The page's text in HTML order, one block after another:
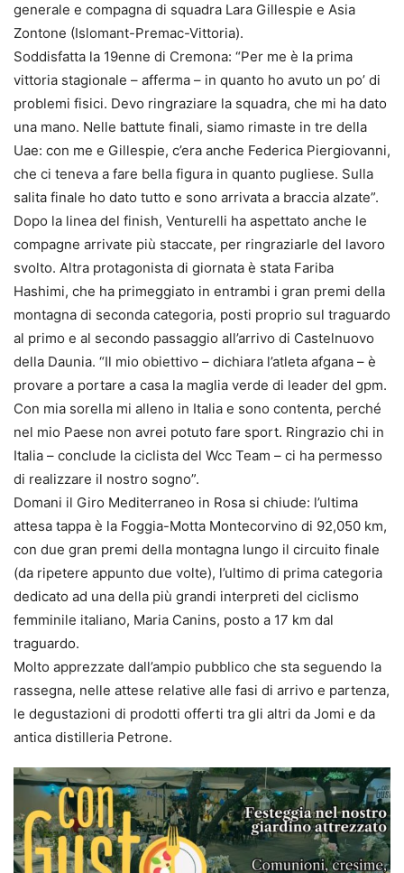
generale e compagna di squadra Lara Gillespie e Asia
Zontone (Islomant-Premac-Vittoria).
Soddisfatta la 19enne di Cremona: “Per me è la prima
vittoria stagionale – afferma – in quanto ho avuto un po’ di
problemi fisici. Devo ringraziare la squadra, che mi ha dato
una mano. Nelle battute finali, siamo rimaste in tre della
Uae: con me e Gillespie, c’era anche Federica Piergiovanni,
che ci teneva a fare bella figura in quanto pugliese. Sulla
salita finale ho dato tutto e sono arrivata a braccia alzate”.
Dopo la linea del finish, Venturelli ha aspettato anche le
compagne arrivate più staccate, per ringraziarle del lavoro
svolto. Altra protagonista di giornata è stata Fariba
Hashimi, che ha primeggiato in entrambi i gran premi della
montagna di seconda categoria, posti proprio sul traguardo
al primo e al secondo passaggio all’arrivo di Castelnuovo
della Daunia. “Il mio obiettivo – dichiara l’atleta afgana – è
provare a portare a casa la maglia verde di leader del gpm.
Con mia sorella mi alleno in Italia e sono contenta, perché
nel mio Paese non avrei potuto fare sport. Ringrazio chi in
Italia – conclude la ciclista del Wcc Team – ci ha permesso
di realizzare il nostro sogno”.
Domani il Giro Mediterraneo in Rosa si chiude: l’ultima
attesa tappa è la Foggia-Motta Montecorvino di 92,050 km,
con due gran premi della montagna lungo il circuito finale
(da ripetere appunto due volte), l’ultimo di prima categoria
dedicato ad una della più grandi interpreti del ciclismo
femminile italiano, Maria Canins, posto a 17 km dal
traguardo.
Molto apprezzate dall’ampio pubblico che sta seguendo la
rassegna, nelle attese relative alle fasi di arrivo e partenza,
le degustazioni di prodotti offerti tra gli altri da Jomi e da
antica distilleria Petrone.